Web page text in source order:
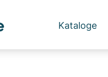
Kataloge